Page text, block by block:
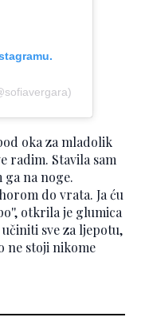
oka za mladolik
radim. Stavila sam
ga na noge.
do vrata. Ja ću
otkrila je glumica
sve za ljepotu,
ne stoji nikome